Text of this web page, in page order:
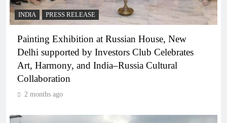
INDIA PRESS RELEASE
Painting Exhibition at Russian House, New
Delhi supported by Investors Club Celebrates
Art, Harmony, and India–Russia Cultural
Collaboration
2 months ago